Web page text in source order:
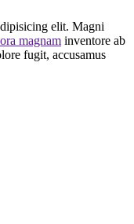
elit. Magni
magnam inventore ab
fugit, accusamus